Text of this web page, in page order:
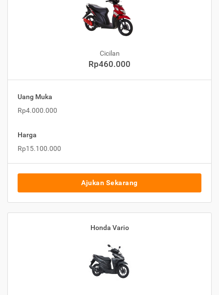
Cicilan
Rp460.000
Uang Muka
Rp4.000.000
Harga
Rp15.100.000
Ajukan Sekarang
Honda Vario